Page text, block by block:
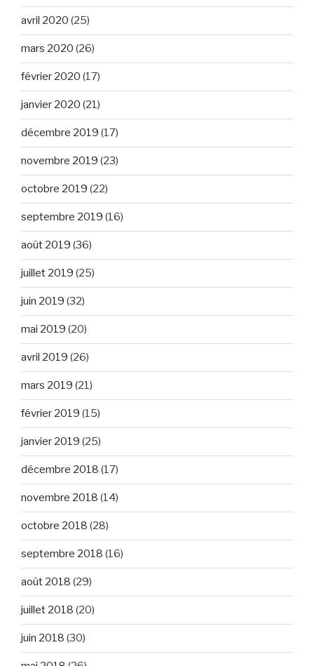
avril 2020 (25)
mars 2020 (26)
février 2020 (17)
janvier 2020 (21)
décembre 2019 (17)
novembre 2019 (23)
octobre 2019 (22)
septembre 2019 (16)
août 2019 (36)
juillet 2019 (25)
juin 2019 (32)
mai 2019 (20)
avril 2019 (26)
mars 2019 (21)
février 2019 (15)
janvier 2019 (25)
décembre 2018 (17)
novembre 2018 (14)
octobre 2018 (28)
septembre 2018 (16)
août 2018 (29)
juillet 2018 (20)
juin 2018 (30)